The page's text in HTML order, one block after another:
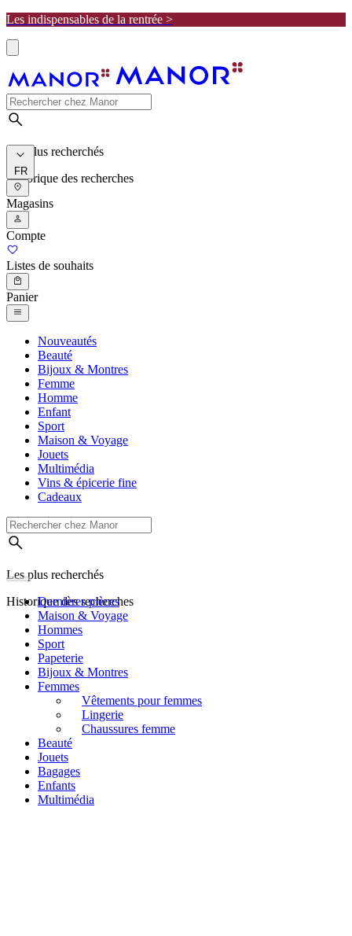
Les indispensables de la rentrée >
Les plus recherchés
Historique des recherches
FR
Magasins
Compte
Listes de souhaits
Panier
Nouveautés
Beauté
Bijoux & Montres
Femme
Homme
Enfant
Sport
Maison & Voyage
Jouets
Multimédia
Vins & épicerie fine
Cadeaux
Les plus recherchés
Historique des recherches
Dernières pièces
Maison & Voyage
Hommes
Sport
Papeterie
Bijoux & Montres
Femmes
Vêtements pour femmes
Lingerie
Chaussures femme
Beauté
Jouets
Bagages
Enfants
Multimédia